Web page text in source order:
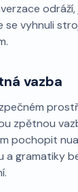
odráží,
se vyhnuli
vazba
zpětnou
pochopit
a gramatiky